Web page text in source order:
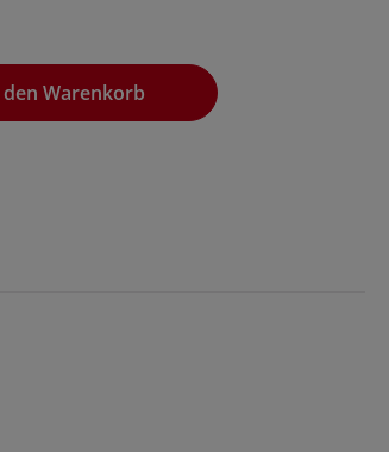
ein oder benutze die Schaltflächen, um
den Warenkorb